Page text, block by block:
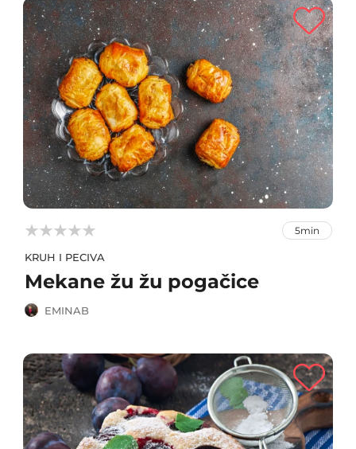


 5min
KRUH I PECIVA
Mekane žu žu pogačice
EMINAB